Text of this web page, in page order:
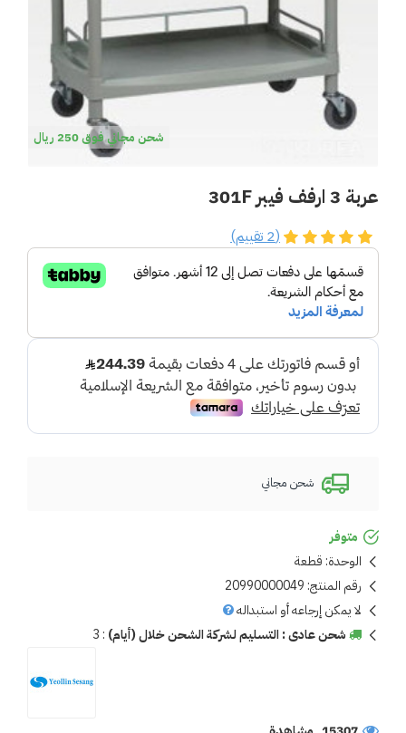
شحن مجاني فوق 250 ريال
عربة 3 ارفف فيبر 301F
متوفر
الوحدة: قطعة
رقم المنتج: 20990000049
لا يمكن إرجاعه أو استبداله
شحن عادى : التسليم لشركة الشحن خلال (أيام) :
3
(2 تقييم)
شحن مجاني